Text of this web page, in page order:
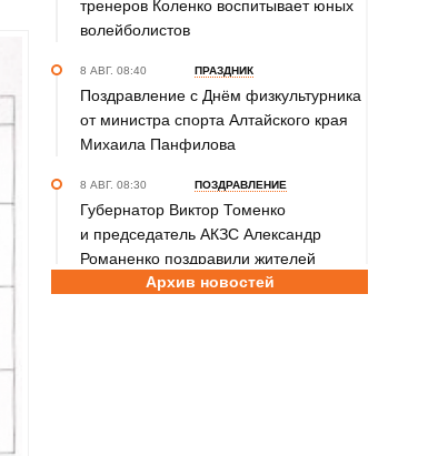
тренеров Коленко воспитывает юных
волейболистов
8 АВГ. 08:40 ПРАЗДНИК
Поздравление с Днём физкультурника
от министра спорта Алтайского края
Михаила Панфилова
8 АВГ. 08:30 ПОЗДРАВЛЕНИЕ
Губернатор Виктор Томенко
и председатель АКЗС Александр
Романенко поздравили жителей
Алтайского края с Днем
Архив новостей